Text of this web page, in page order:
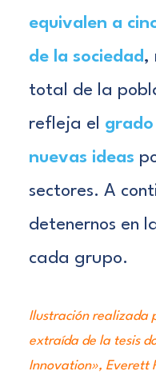
equivalen a
de la sociedad ,
total de la
refleja el
nuevas ideas
sectores. A
detenernos en
cada grupo.
Ilustración realizada
extraída de la tesis
Innovation», Everett